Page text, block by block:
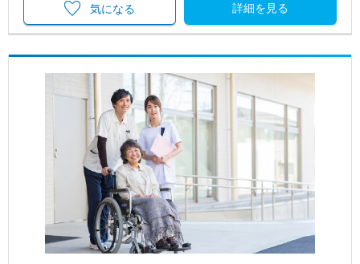
詳細を見る
気になる